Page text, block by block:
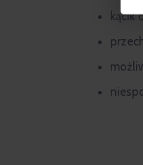
kącik